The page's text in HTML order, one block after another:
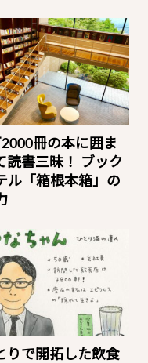
冊の本に囲ま
読書三昧！ ブック
ル「箱根本箱」の
りで開拓した飲食